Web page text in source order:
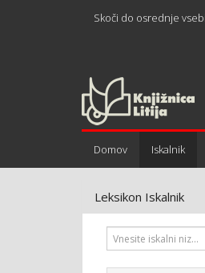
Skoči do osrednje
Domov Iskalnik
Leksikon Iskalnik